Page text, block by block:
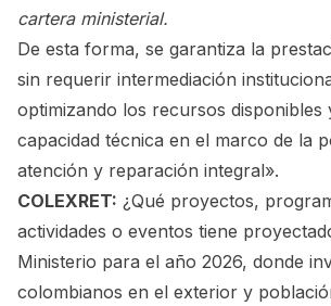
cartera ministerial.
De esta forma, se garantiza la
sin requerir intermediación
optimizando los recursos disponibles
capacidad técnica en el marco de la
atención y reparación integral».
COLEXRET: ¿Qué proyectos,
actividades o eventos tiene
Ministerio para el año 2026, donde
colombianos en el exterior y